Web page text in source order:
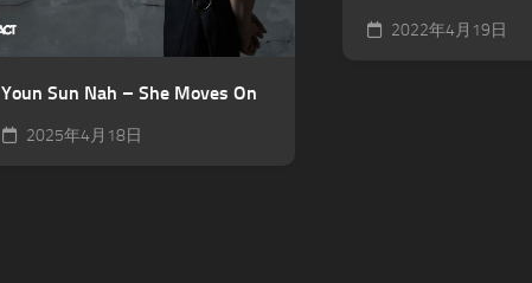
Youn Sun Nah – She Moves On
2025年4月18日
2022年4月19日